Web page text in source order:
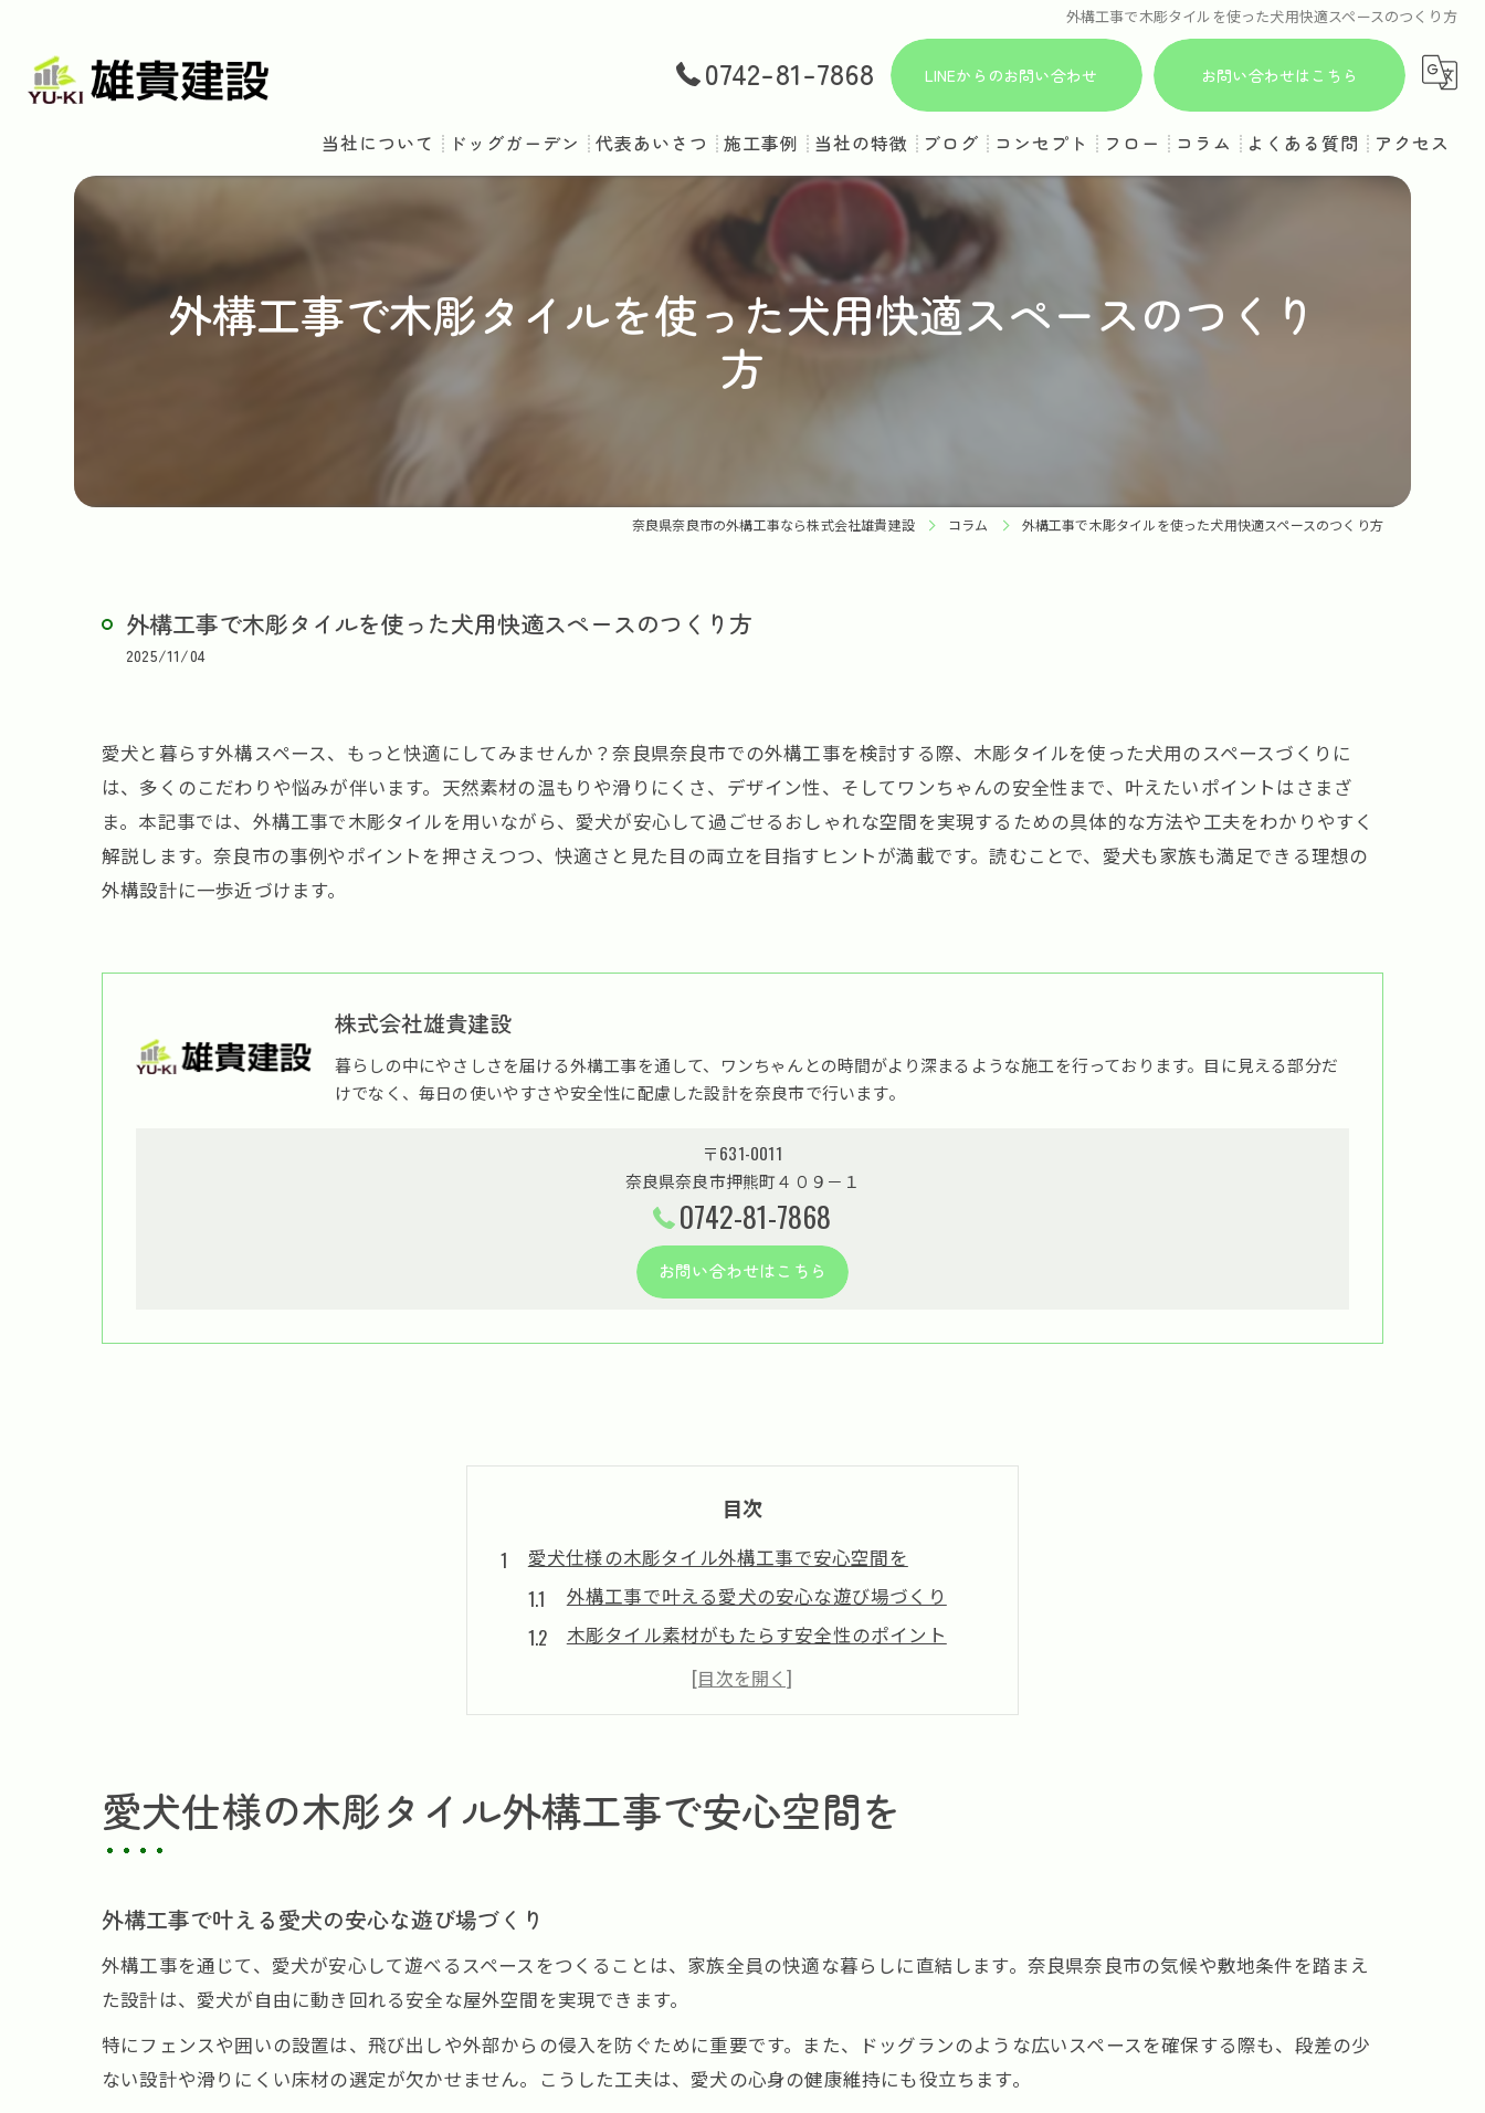
外構工事で木彫タイルを使った犬用快適スペースのつくり方
0742-81-7868 LINEからのお問い合わせ お問い合わせはこちら
ドッグガーデン
当社について 代表あいさつ 施工事例 当社の特徴
ドッグラン
ペット対応
ブログ コンセプト フロー コラム よくある質問 アクセス
外構工事で木彫タイルを使った犬用快適スペースのつくり
方
奈良県奈良市の外構工事なら株式会社雄貴建設 コラム 外構工事で木彫タイルを使った犬用快適スペースのつくり方
外構工事で木彫タイルを使った犬用快適スペースのつくり方
2025/11/04
愛犬と暮らす外構スペース、もっと快適にしてみませんか？奈良県奈良市での外構工事を検討する際、木彫タイルを使った犬用のスペースづくりに
は、多くのこだわりや悩みが伴います。天然素材の温もりや滑りにくさ、デザイン性、そしてワンちゃんの安全性まで、叶えたいポイントはさまざ
ま。本記事では、外構工事で木彫タイルを用いながら、愛犬が安心して過ごせるおしゃれな空間を実現するための具体的な方法や工夫をわかりやすく
解説します。奈良市の事例やポイントを押さえつつ、快適さと見た目の両立を目指すヒントが満載です。読むことで、愛犬も家族も満足できる理想の
外構設計に一歩近づけます。
株式会社雄貴建設
暮らしの中にやさしさを届ける外構工事を通して、ワンちゃんとの時間がより深まるような施工を行っております。目に見える部分だ
けでなく、毎日の使いやすさや安全性に配慮した設計を奈良市で行います。
〒631-0011
奈良県奈良市押熊町４０９－１
0742-81-7868
お問い合わせはこちら
目次
愛犬仕様の木彫タイル外構工事で安心空間を
外構工事で叶える愛犬の安心な遊び場づくり
木彫タイル素材がもたらす安全性のポイント
ペットに優しい外構工事の工夫と実例紹介
愛犬の動線を考慮した外構設計のコツ
自然の温もり感じる犬用木彫タイル外構の魅力
木彫タイルの外構工事で自然な温かみを演出
ペットと家族の暮らしを彩る外構工事の工夫
外構工事でペットが安心できる空間を設計する
木彫タイルを活用した快適スペースのポイント
愛犬仕様の木彫タイル外構工事で安心空間を
外構工事で叶える愛犬の安心な遊び場づくり
外構工事を通じて、愛犬が安心して遊べるスペースをつくることは、家族全員の快適な暮らしに直結します。奈良県奈良市の気候や敷地条件を踏まえ
た設計は、愛犬が自由に動き回れる安全な屋外空間を実現できます。
特にフェンスや囲いの設置は、飛び出しや外部からの侵入を防ぐために重要です。また、ドッグランのような広いスペースを確保する際も、段差の少
ない設計や滑りにくい床材の選定が欠かせません。こうした工夫は、愛犬の心身の健康維持にも役立ちます。